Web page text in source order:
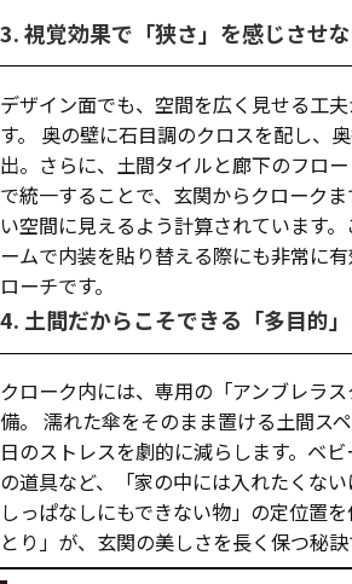
3. 視覚効果で「狭さ」を感じさせ
デザイン面でも、空間を広く見せる工
す。 奥の壁に石目調のクロスを配し、
出。さらに、土間タイルと廊下のフロ
で統一することで、玄関からクローク
い空間に見えるよう計算されています
ームで内装を貼り替える際にも非常に
ローチです。
4. 土間だからこそできる「多目的
クローク内には、専用の「アンブレラ
備。 濡れた傘をそのまま置ける土間ス
日のストレスを劇的に減らします。ベ
の道具など、「家の中には入れたくな
しっぱなしにもできない物」の定位置
とり」が、玄関の美しさを長く保つ秘訣